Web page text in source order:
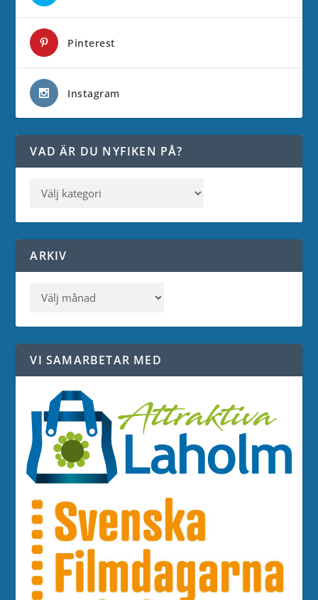
Pinterest
Instagram
VAD ÄR DU NYFIKEN PÅ?
ARKIV
VI SAMARBETAR MED